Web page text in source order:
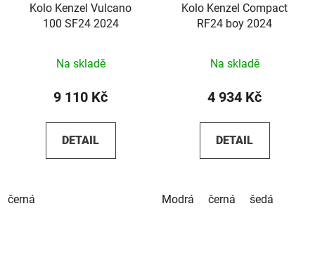
Kolo Kenzel Vulcano
100 SF24 2024
Na skladě
9 110 Kč
DETAIL
černá
Kolo Kenzel Compact
RF24 boy 2024
Na skladě
4 934 Kč
DETAIL
Modrá černá šedá